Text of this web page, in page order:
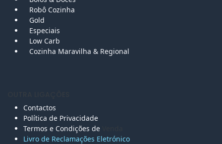
Robô Cozinha
Gold
Especiais
Low Carb
Cozinha Maravilha & Regional
Contactos
Política de Privacidade
Termos e Condições de
Livro de Reclamações Eletrónico